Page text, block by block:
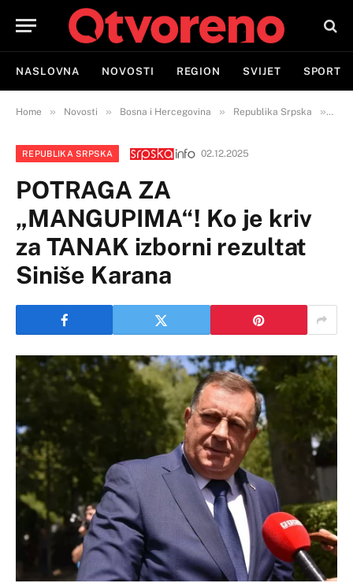
NASLOVNA NOVOSTI REGION SVIJET SPORT
Home » Novosti » Bosna i Hercegovina » Republika Srpska »
REPUBLIKA SRPSKA 02.12.2025
POTRAGA ZA
„MANGUPIMA“! Ko je kriv
za TANAK izborni rezultat
Siniše Karana